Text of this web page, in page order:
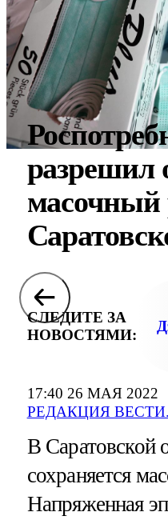
17:40 26 МАЯ 2022
РЕДАКЦИЯ
разрешил
СЛЕДИТЕ ЗА
НОВОСТЯМИ:
В Саратовской
сохраняется
Напряженная